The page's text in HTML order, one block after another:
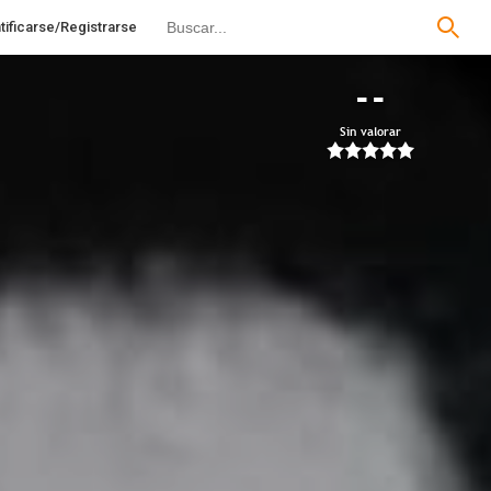
Registrarse
--
Sin valorar